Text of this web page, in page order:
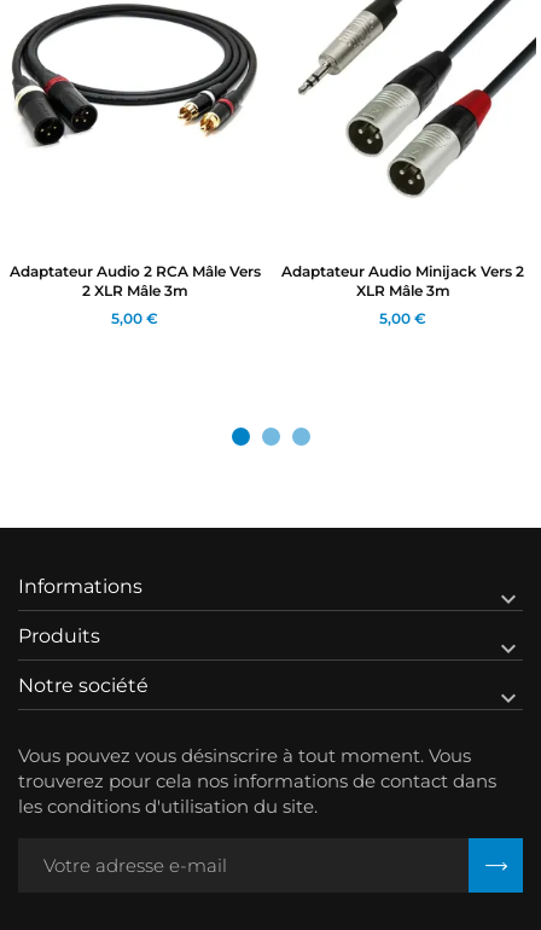
Adaptateur Audio 2 RCA Mâle Vers
2 XLR Mâle 3m
5,00 €
Adaptateur Audio Minijack Vers 2
XLR Mâle 3m
5,00 €
Informations 
Produits 
Notre société 
Vous pouvez vous désinscrire à tout moment. Vous
trouverez pour cela nos informations de contact dans
les conditions d'utilisation du site.